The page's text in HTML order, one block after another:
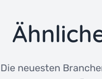
Die neuesten